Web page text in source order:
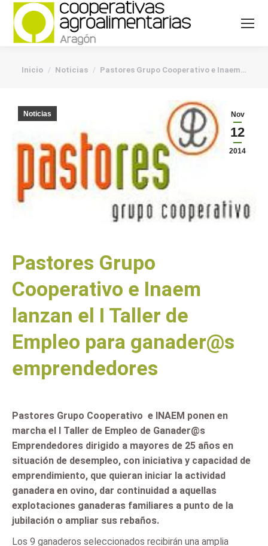
You are here:
Inicio Noticias Pastores Grupo Cooperativo e Inaem…
Nov
12
2014
Noticias
Pastores Grupo
Cooperativo e Inaem
lanzan el I Taller de
Empleo para ganader@s
emprendedores
Pastores Grupo Cooperativo e INAEM ponen en
marcha el I Taller de Empleo de Ganader@s
Emprendedores dirigido a mayores de 25 años en
situación de desempleo, con iniciativa y capacidad de
emprendimiento, que quieran iniciar la actividad
ganadera en ovino, dar continuidad a aquellas
explotaciones ganaderas familiares a punto de la
jubilación o ampliar sus rebaños.
Los 9 ganaderos seleccionados recibirán una amplia